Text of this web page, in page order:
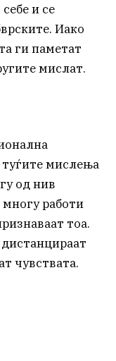
и се
Иако
ги паметат
мислат.
туѓите мислења
од нив
работи
тоа.
дистанцираат
чувствата.